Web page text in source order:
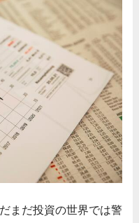
まだ投資の世界では警